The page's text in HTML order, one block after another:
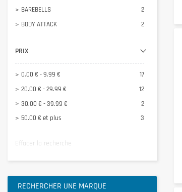
BAREBELLS
2
BODY ATTACK
2
LENNY & LARRY'S
2
PRIX
0.00 € - 9.99 €
17
20.00 € - 29.99 €
12
30.00 € - 39.99 €
2
50.00 € et plus
3
Effacer la recherche
RECHERCHER UNE MARQUE